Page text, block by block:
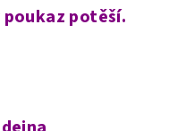
potěší.